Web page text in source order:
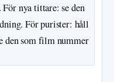
nya tittare: se den
För purister: håll
den som film nummer